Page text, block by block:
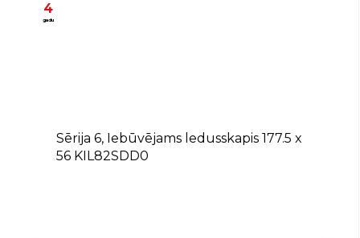
4
gadu
Sērija 6, Iebūvējams ledusskapis 177.5 x
56 KIL82SDD0